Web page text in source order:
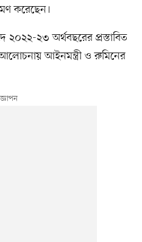
করেছেন।
২৩ অর্থবছরের প্রস্তাবিত
আলোচনায় আইনমন্ত্রী ও রুমিনের